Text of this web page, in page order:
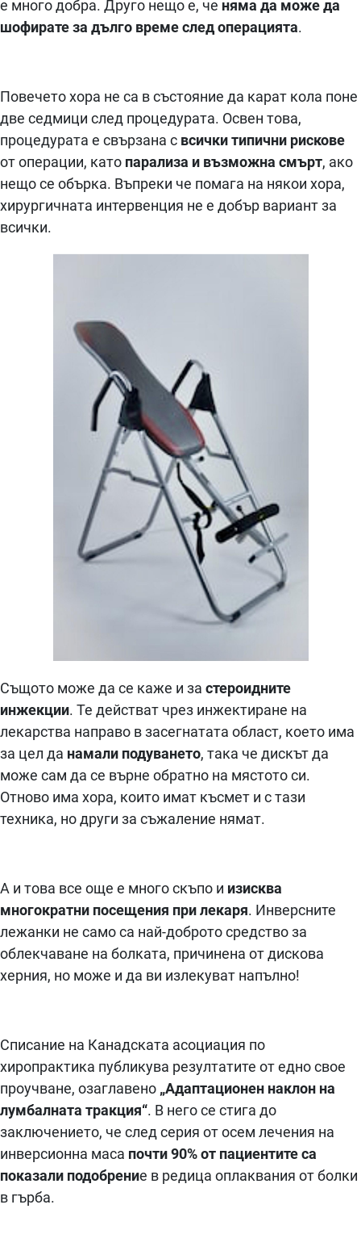
е много добра. Друго нещо е, че няма да може да
шофирате за дълго време след операцията.
Повечето хора не са в състояние да карат кола поне
две седмици след процедурата. Освен това,
процедурата е свързана с всички типични рискове
от операции, като парализа и възможна смърт, ако
нещо се обърка. Въпреки че помага на някои хора,
хирургичната интервенция не е добър вариант за
всички.
Същото може да се каже и за стероидните
инжекции. Те действат чрез инжектиране на
лекарства направо в засегнатата област, което има
за цел да намали подуването, така че дискът да
може сам да се върне обратно на мястото си.
Отново има хора, които имат късмет и с тази
техника, но други за съжаление нямат.
А и това все още е много скъпо и изисква
многократни посещения при лекаря. Инверсните
лежанки не само са най-доброто средство за
облекчаване на болката, причинена от дискова
херния, но може и да ви излекуват напълно!
Списание на Канадската асоциация по
хиропрактика публикува резултатите от едно свое
проучване, озаглавено „Адаптационен наклон на
лумбалната тракция“. В него се стига до
заключението, че след серия от осем лечения на
инверсионна маса почти 90% от пациентите са
показали подобрение в редица оплаквания от болки
в гърба.